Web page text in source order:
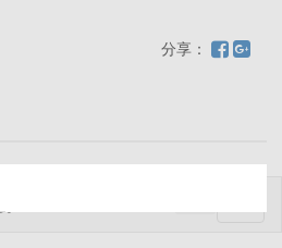
分享：